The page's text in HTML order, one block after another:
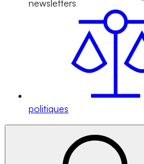
newsletters
politiques